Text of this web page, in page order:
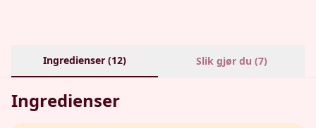
Ingredienser (12) Slik gjør du (7)
Ingredienser